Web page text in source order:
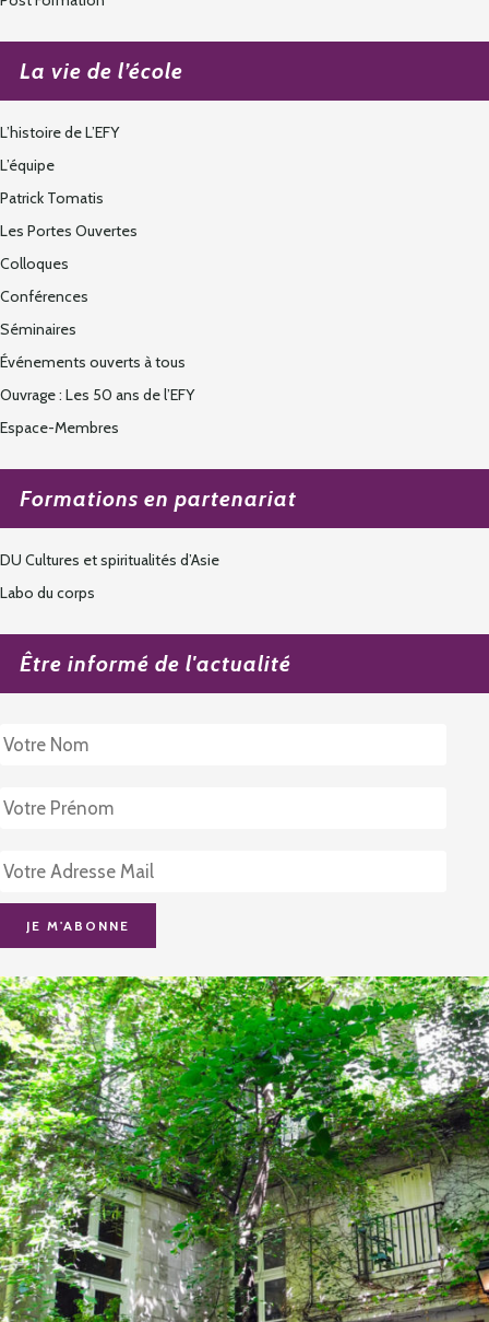
La vie de l’école
L’histoire de L’EFY
L’équipe
Patrick Tomatis
Les Portes Ouvertes
Colloques
Conférences
Séminaires
Événements ouverts à tous
Ouvrage : Les 50 ans de l’EFY
Espace-Membres
Formations en partenariat
DU Cultures et spiritualités d’Asie
Labo du corps
Être informé de l'actualité